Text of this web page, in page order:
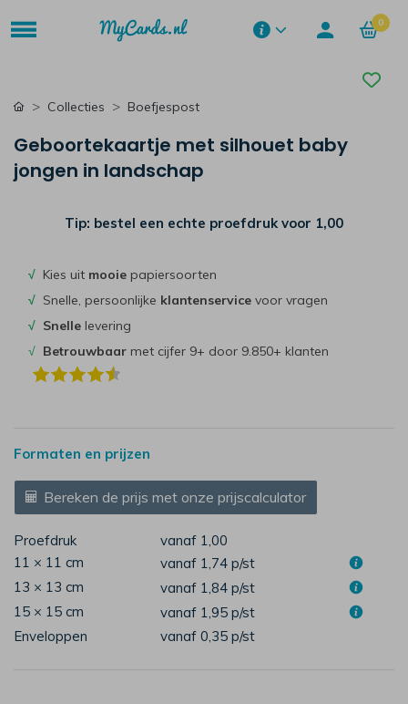
0
Collecties Boefjespost
Geboortekaartje met silhouet baby
jongen in landschap
Tip: bestel een echte proefdruk voor 1,00
√ Kies uit mooie papiersoorten
√ Snelle, persoonlijke klantenservice voor vragen
√ Snelle levering
√ Betrouwbaar met cijfer 9+ door 9.850+ klanten
Formaten en prijzen
Bereken de prijs met onze prijscalculator
Proefdruk
vanaf 1,00
11 × 11 cm
vanaf 1,74 p/st
13 × 13 cm
vanaf 1,84 p/st
15 × 15 cm
vanaf 1,95 p/st
Enveloppen
vanaf 0,35 p/st